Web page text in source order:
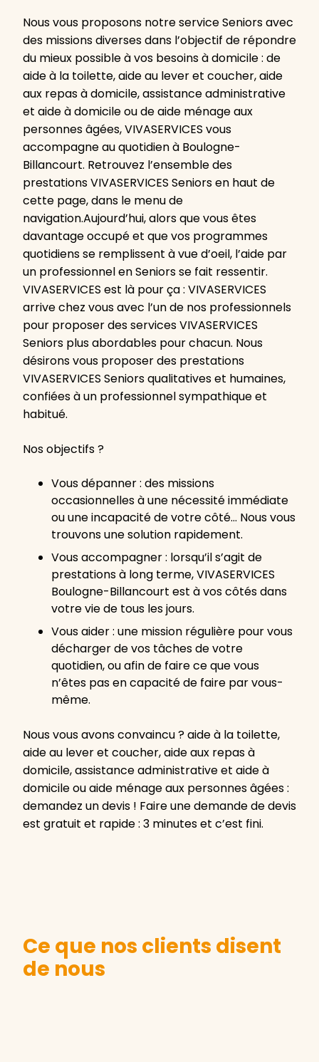
Nous vous proposons notre service Seniors avec
des missions diverses dans l’objectif de répondre
du mieux possible à vos besoins à domicile : de
aide à la toilette, aide au lever et coucher, aide
aux repas à domicile, assistance administrative
et aide à domicile ou de aide ménage aux
personnes âgées, VIVASERVICES vous
accompagne au quotidien à Boulogne-
Billancourt. Retrouvez l’ensemble des
prestations VIVASERVICES Seniors en haut de
cette page, dans le menu de
navigation.Aujourd’hui, alors que vous êtes
davantage occupé et que vos programmes
quotidiens se remplissent à vue d’oeil, l’aide par
un professionnel en Seniors se fait ressentir.
VIVASERVICES est là pour ça : VIVASERVICES
arrive chez vous avec l’un de nos professionnels
pour proposer des services VIVASERVICES
Seniors plus abordables pour chacun. Nous
désirons vous proposer des prestations
VIVASERVICES Seniors qualitatives et humaines,
confiées à un professionnel sympathique et
habitué.
Nos objectifs ?
Vous dépanner : des missions
occasionnelles à une nécessité immédiate
ou une incapacité de votre côté… Nous vous
trouvons une solution rapidement.
Vous accompagner : lorsqu’il s’agit de
prestations à long terme, VIVASERVICES
Boulogne-Billancourt est à vos côtés dans
votre vie de tous les jours.
Vous aider : une mission régulière pour vous
décharger de vos tâches de votre
quotidien, ou afin de faire ce que vous
n’êtes pas en capacité de faire par vous-
même.
Nous vous avons convaincu ? aide à la toilette,
aide au lever et coucher, aide aux repas à
domicile, assistance administrative et aide à
domicile ou aide ménage aux personnes âgées :
demandez un devis ! Faire une demande de devis
est gratuit et rapide : 3 minutes et c’est fini.
Ce que nos clients disent
de nous